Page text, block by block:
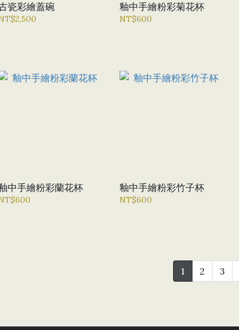
瓷彩繪蓋碗 釉中手繪粉彩菊花杯
NT$600
中手繪粉彩蘭花杯 釉中手繪粉彩竹子杯
NT$600
1 2 3